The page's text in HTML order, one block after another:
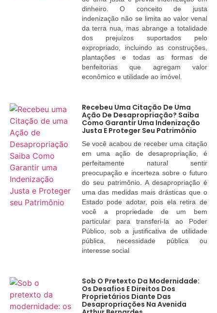
dinheiro. O conceito de justa
indenização não se limita ao valor venal
da terra nua, mas abrange a totalidade
dos prejuízos suportados pelo
expropriado, incluindo as construções,
plantações e todas as formas de
benfeitorias que agregam valor
econômico e utilidade ao imóvel.
Recebeu Uma Citação De Uma
Ação De Desapropriação? Saiba
Como Garantir Uma Indenização
Justa E Proteger Seu Patrimônio
Se você acabou de receber uma citação
em uma ação de desapropriação, é
perfeitamente natural sentir
preocupação e incerteza sobre o futuro
do seu patrimônio. A desapropriação é
uma das medidas mais drásticas que o
Estado pode adotar, pois ela retira de
você a propriedade de um bem
particular para transferi-la ao Poder
Público, sob a justificativa de utilidade
pública, necessidade pública ou
interesse social
Sob O Pretexto Da Modernidade:
Os Desafios E Direitos Dos
Proprietários Diante Das
Desapropriações Na Avenida